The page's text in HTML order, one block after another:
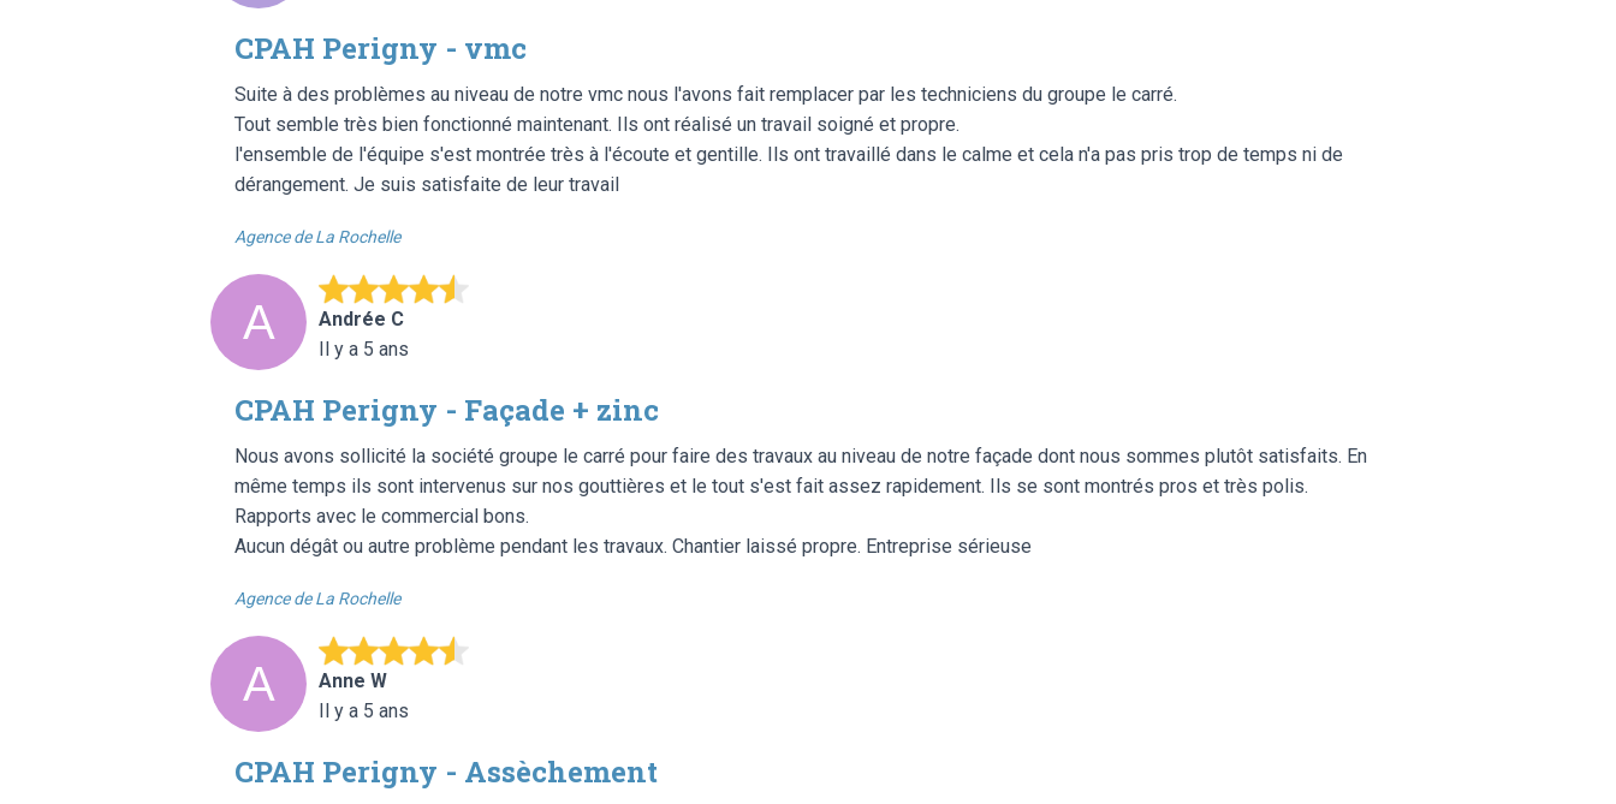
CPAH Perigny - vmc
Suite à des problèmes au niveau de notre vmc nous l'avons fait remplacer par les techniciens du groupe le carré.
Tout semble très bien fonctionné maintenant. Ils ont réalisé un travail soigné et propre.
l'ensemble de l'équipe s'est montrée très à l'écoute et gentille. Ils ont travaillé dans le calme et cela n'a pas pris trop de temps ni de
dérangement. Je suis satisfaite de leur travail
Agence de La Rochelle
Andrée C
Il y a 5 ans
CPAH Perigny - Façade + zinc
Nous avons sollicité la société groupe le carré pour faire des travaux au niveau de notre façade dont nous sommes plutôt satisfaits. En
même temps ils sont intervenus sur nos gouttières et le tout s'est fait assez rapidement. Ils se sont montrés pros et très polis.
Rapports avec le commercial bons.
Aucun dégât ou autre problème pendant les travaux. Chantier laissé propre. Entreprise sérieuse
Agence de La Rochelle
Anne W
Il y a 5 ans
CPAH Perigny - Assèchement